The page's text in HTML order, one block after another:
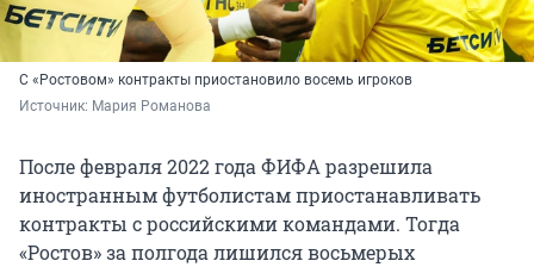
С «Ростовом» контракты приостановило восемь игроков
Источник: Мария Романова
После февраля 2022 года ФИФА разрешила
иностранным футболистам приостанавливать
контракты с российскими командами. Тогда
«Ростов» за полгода лишился восьмерых